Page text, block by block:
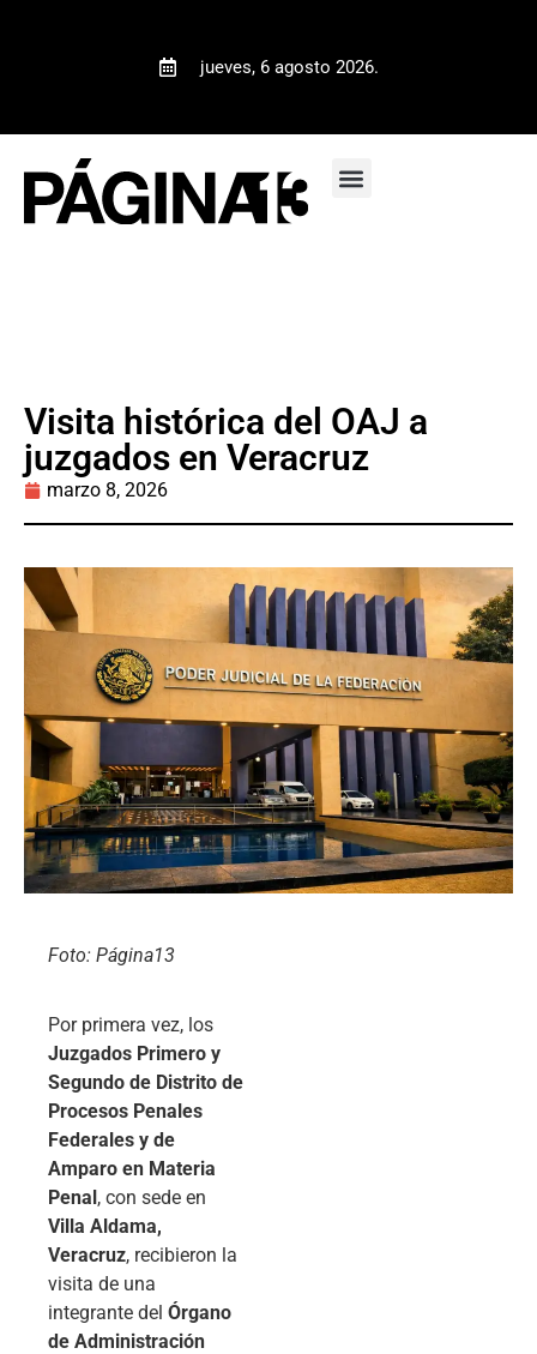
jueves, 6 agosto 2026.
Visita histórica del OAJ a
juzgados en Veracruz
marzo 8, 2026
Foto: Página13
Por primera vez, los
Juzgados Primero y
Segundo de Distrito de
Procesos Penales
Federales y de
Amparo en Materia
Penal, con sede en
Villa Aldama,
Veracruz, recibieron la
visita de una
integrante del Órgano
de Administración